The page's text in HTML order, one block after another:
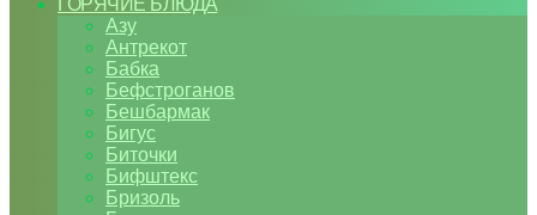
ГОРЯЧИЕ БЛЮДА
Азу
Антрекот
Бабка
Бефстроганов
Бешбармак
Бигус
Биточки
Бифштекс
Бризоль